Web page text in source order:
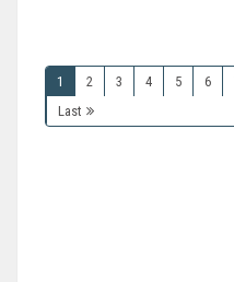
1 2 3 4 5 6
Last